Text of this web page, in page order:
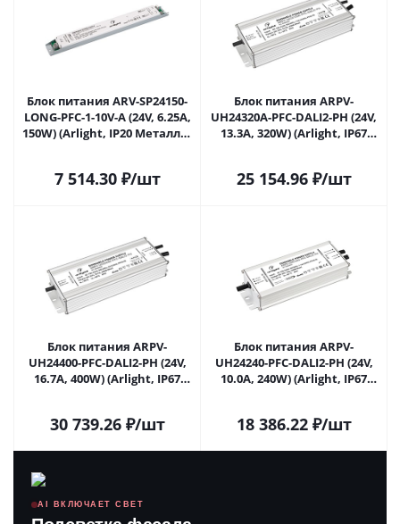
Блок питания ARV-SP24150-
LONG-PFC-1-10V-A (24V, 6.25A,
150W) (Arlight, IP20 Металл, 5
7 514.30₽/шт
Блок питания ARPV-
UH24320A-PFC-DALI2-PH (24V,
13.3A, 320W) (Arlight, IP67
25 154.96₽/шт
Блок питания ARPV-
UH24400-PFC-DALI2-PH (24V,
16.7A, 400W) (Arlight, IP67
30 739.26₽/шт
Блок питания ARPV-
UH24240-PFC-DALI2-PH (24V,
10.0A, 240W) (Arlight, IP67
18 386.22₽/шт
AI ВКЛЮЧАЕТ СВЕТ